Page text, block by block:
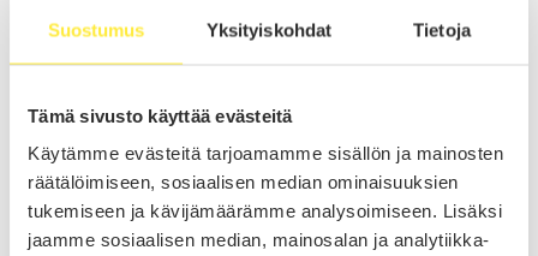
Suostumus Yksityiskohdat Tietoja
Tämä sivusto käyttää evästeitä
Käytämme evästeitä tarjoamamme sisällön ja mainosten
räätälöimiseen, sosiaalisen median ominaisuuksien
tukemiseen ja kävijämäärämme analysoimiseen. Lisäksi
jaamme sosiaalisen median, mainosalan ja analytiikka-
of
60
Myynti Lempäälä